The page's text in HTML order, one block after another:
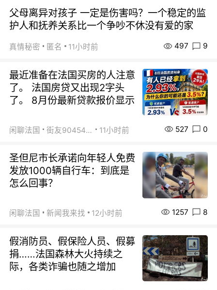
父母离异对孩子 一定是伤害吗？一个稳定的监
护人和抚养关系比一个争吵不休没有爱的家
真情秘密 匿名 11小时前 497 9
最近准备在法国买房的人注意
了。 法国房贷又出现2字头
了。 8月份最新贷款报价显示
闲聊法国 街友90454511 11小时前 527 0
圣但尼市长承诺向年轻人免费
发放1000辆自行车：到底是
怎么回事？
闲聊法国 新闻我来找 12小时前 1257 8
假消防员、假保险人员、假募
捐……法国森林大火持续之
际，各类诈骗也随之增加